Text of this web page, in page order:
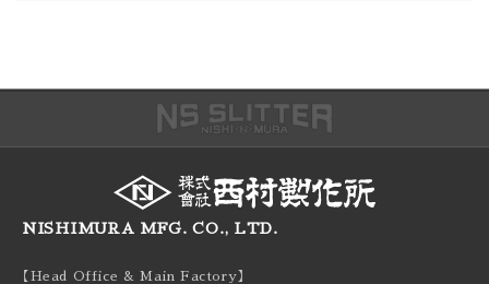
NISHIMURA MFG. CO., LTD.
【Head Office & Main Factory】